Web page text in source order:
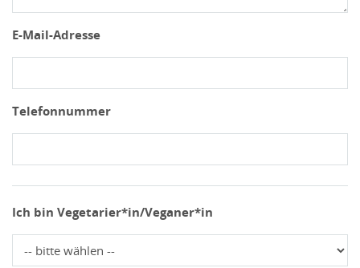
E-Mail-Adresse
Telefonnummer
Ich bin Vegetarier*in/Veganer*in